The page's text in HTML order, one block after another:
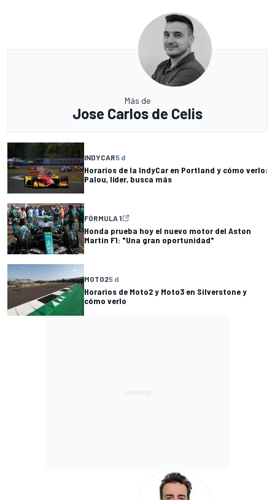
Más de
Jose Carlos de Celis
INDYCAR5 d
Horarios de la IndyCar en Portland y cómo verlo:
Palou, líder, busca más
FÓRMULA 1
Honda prueba hoy el nuevo motor del Aston
Martin F1: "Una gran oportunidad"
MOTO25 d
Horarios de Moto2 y Moto3 en Silverstone y
cómo verlo